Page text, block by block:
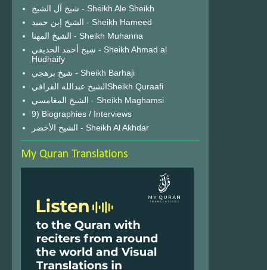
شيخ آل الشيخ - Sheikh Ale Sheikh
الشيخ إبن حميد - Sheikh Hameed
الشيخ المهنا - Sheikh Muhanna
شيخ أحمد الحذيفي - Sheikh Ahmad al
Hudhaify
شيخ برهجي - Sheikh Barhaji
الشيخ عبدالله القرافيSheikh Quraafi
الشيخ المغامسي - Sheikh Maghamsi
9) Biographies / Interviews
الشيخ الأخضر - Sheikh Al Akhdar
My Quran Translations